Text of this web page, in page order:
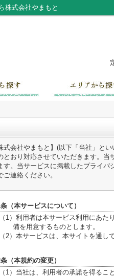
株式会社やまもと
式会社やまもと】(以下「当社」と
とおり対応させていただきます。
す。当サービスに掲載したプライ
ご連絡ください。
（本サービスについて）
（1）利用者は本サービス利用にあ
備を用意するものとします。
（2）本サービスは、本サイトを通
（本規約の変更）
（1）当社は、利用者の承諾を得る